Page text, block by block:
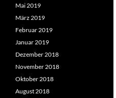
Mai 2019
März 2019
Februar 2019
Januar 2019
Dezember 2018
November 2018
Oktober 2018
August 2018